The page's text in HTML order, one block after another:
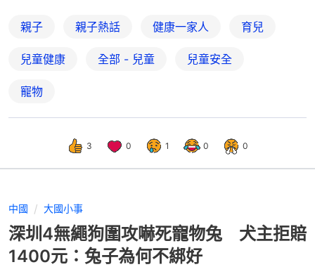
親子 親子熱話 健康一家人 育兒
兒童健康 全部 - 兒童 兒童安全
寵物
3 0 1 0 0
中國 大國小事
深圳4無繩狗圍攻嚇死寵物兔 犬主拒賠
1400元：兔子為何不綁好